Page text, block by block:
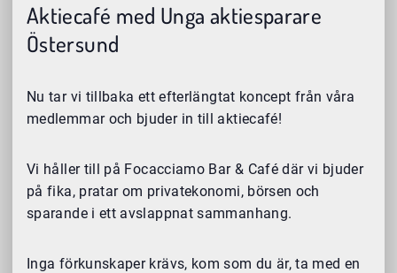
Aktiecafé med Unga aktiesparare
Östersund
Nu tar vi tillbaka ett efterlängtat koncept från våra
medlemmar och bjuder in till aktiecafé!
Vi håller till på Focacciamo Bar & Café där vi bjuder
på fika, pratar om privatekonomi, börsen och
sparande i ett avslappnat sammanhang.
Inga förkunskaper krävs, kom som du är, ta med en